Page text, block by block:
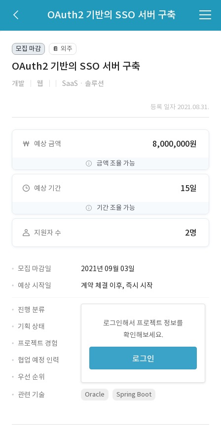
OAuth2 기반의 SSO 서버 구축
모집 마감 📔 외주
OAuth2 기반의 SSO 서버 구축
개발 웹 SaaSㆍ솔루션
등록 일자 2021.08.31.
예상 금액 8,000,000원
금액 조율 가능
예상 기간 15일
기간 조율 가능
지원자 수 2명
모집 마감일
2021년 09월 03일
예상 시작일
계약 체결 이후, 즉시 시작
로그인해서 프로젝트 정보를
확인해보세요.
로그인
진행 분류
기획 상태
프로젝트 경험
협업 예정 인력
우선 순위
관련 기술
Oracle Spring Boot